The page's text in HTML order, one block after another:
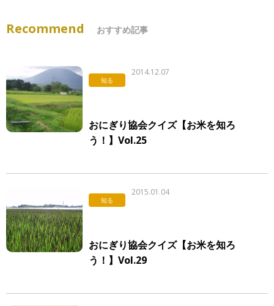
Recommend おすすめ記事
知る
2014.12.07
おにぎり協会クイズ【お米を知ろ
う！】Vol.25
知る
2015.01.04
おにぎり協会クイズ【お米を知ろ
う！】Vol.29